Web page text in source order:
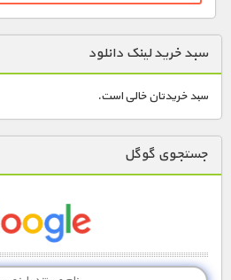
سبد خرید لینک دانلود
سبد خریدتان خالی است.
جستجوی گوگل